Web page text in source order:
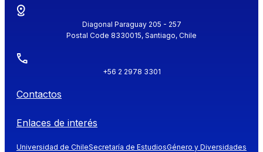
Diagonal Paraguay 205 - 257
Postal Code 8330015, Santiago, Chile
+56 2 2978 3301
Contactos
Enlaces de interés
Universidad de ChileSecretaría de EstudiosGénero y Diversidades